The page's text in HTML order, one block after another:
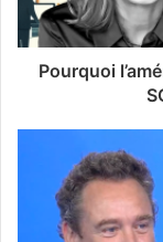
Pourquoi